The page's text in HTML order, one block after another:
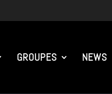
GROUPES NEWS